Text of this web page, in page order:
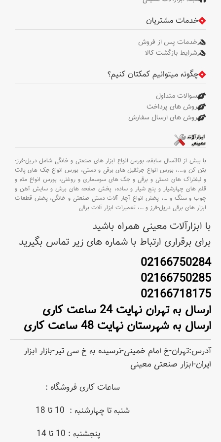
خدمات مشتریان
خدمات پس از فروش
شرایط بازگشت کالا
چگونه میتوانیم کمکتان کنیم؟
سوالات متداول
روش های پرداخت
روش های ارسال سفارش
با بیش از 30سال سابقه،
بورس انواع ابزار های صنعتی و خانگی شامل دریل-فرز-
بتن کن و….، بورس انواع جرثقیل های برقی و دستی، بورس انواع جک های پالت
و لیفتراک های دستی و برقی و جک های سوسماری و روغنی، بورس انواع مته و
قلم های چهارشیار و پنج شیار و ساده، پخش صفحه های برش و سایش آهن و
چوب و سنگ و …، پخش انواع آچار آلات دستی صنعتی و خانگی، پخش قطعات
ابزار های برقی دریل-فرز و …، تعمیرات ابزار آلات برقی
با ابزارآلات معینی همراه باشید
برای برقراری ارتباط با شماره های زیر تماس بگیرید
02166750284
02166750285
02166718175
ارسال به تهران نهایت 24 ساعت کاری
ارسال به شهرستان نهایت 48 ساعت کاری
آدرس:تهران-خ امام خمینی-نرسیده به خ سی تیر-بازار ابزار
ایران-ابزار صنعتی معینی
ساعات کاری فروشگاه :
شنبه تا چهارشنبه : 10 تا 18
پنجشنبه : 10 تا 14